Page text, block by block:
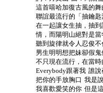
這首嘻哈加復古風的
聯誼最流行的「抽鑰
在一起讓女生抽，抽
情，而陽明山絕對是
聽到旋律就令人忍俊
男生明明想把妹卻假
不只現在流行，在當
Everybody跟著我 誰
把你的手放胸口 我是
我喜歡愛笑的你 但是